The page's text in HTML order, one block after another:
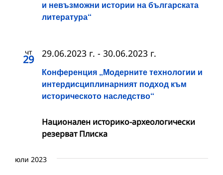
и невъзможни истории на българската
литература“
чт
29
Конференция „Модерните технологии и
интердисциплинарният подход към
историческото наследство“
29.06.2023 г. - 30.06.2023 г.
Национален историко-археологически
резерват Плиска
юли 2023